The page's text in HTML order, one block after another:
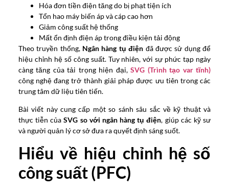
Hóa đơn tiền điện tăng do bị phạt tiện ích
Tổn hao máy biến áp và cáp cao hơn
Giảm công suất hệ thống
Mất ổn định điện áp trong điều kiện tải động
Theo truyền thống, Ngân hàng tụ điện đã được sử dụng để
hiệu chỉnh hệ số công suất. Tuy nhiên, với sự phức tạp ngày
càng tăng của tải trọng hiện đại,SVG (Trình tạo var tĩnh)
công nghệ đang trở thành giải pháp được ưu tiên trong các
trung tâm dữ liệu tiên tiến.
Bài viết này cung cấp một so sánh sâu sắc về kỹ thuật và
thực tiễn củaSVG so với ngân hàng tụ điện, giúp các kỹ sư
và người quản lý cơ sở đưa ra quyết định sáng suốt.
Hiểu về hiệu chỉnh hệ số
công suất (PFC)